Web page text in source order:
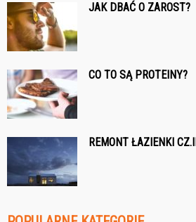
JAK DBAĆ O ZAROST?
CO TO SĄ PROTEINY?
REMONT ŁAZIENKI CZ.III